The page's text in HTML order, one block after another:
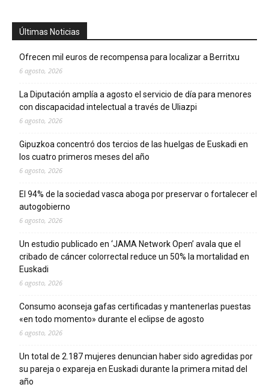
Últimas Noticias
Ofrecen mil euros de recompensa para localizar a Berritxu
6 agosto, 2026
La Diputación amplía a agosto el servicio de día para menores
con discapacidad intelectual a través de Uliazpi
6 agosto, 2026
Gipuzkoa concentró dos tercios de las huelgas de Euskadi en
los cuatro primeros meses del año
6 agosto, 2026
El 94% de la sociedad vasca aboga por preservar o fortalecer el
autogobierno
6 agosto, 2026
Un estudio publicado en ‘JAMA Network Open’ avala que el
cribado de cáncer colorrectal reduce un 50% la mortalidad en
Euskadi
6 agosto, 2026
Consumo aconseja gafas certificadas y mantenerlas puestas
«en todo momento» durante el eclipse de agosto
6 agosto, 2026
Un total de 2.187 mujeres denuncian haber sido agredidas por
su pareja o expareja en Euskadi durante la primera mitad del
año